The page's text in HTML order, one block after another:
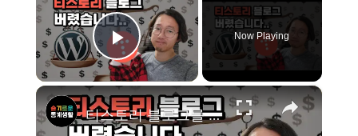
Play Video
Now Playing
×
티스토리 블로그를 그만 둬야하는 이유 (Feat. 슬통 홈페이지 새로 만들었습니다.)